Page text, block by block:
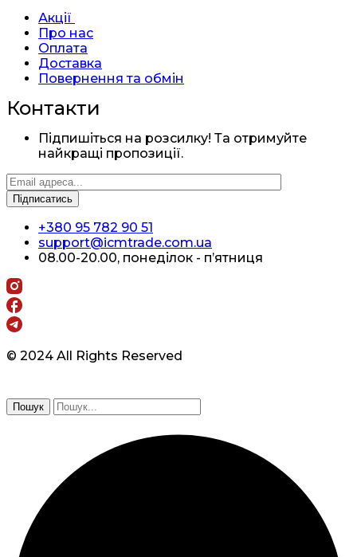
Акції
Про нас
Оплата
Доставка
Повернення та обмін
Контакти
Підпишіться на розсилку! Та отримуйте
найкращі пропозиції.
+380 95 782 90 51
support@icmtrade.com.ua
08.00-20.00, понеділок - п’ятниця
© 2024 All Rights Reserved
Пошук